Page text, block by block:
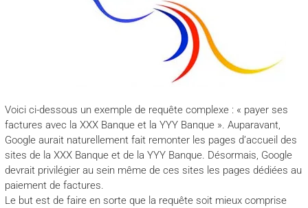
Voici ci-dessous un exemple de requête complexe : « payer ses
factures avec la XXX Banque et la YYY Banque ». Auparavant,
Google aurait naturellement fait remonter les pages d’accueil des
sites de la XXX Banque et de la YYY Banque. Désormais, Google
devrait privilégier au sein même de ces sites les pages dédiées au
paiement de factures.
Le but est de faire en sorte que la requête soit mieux comprise